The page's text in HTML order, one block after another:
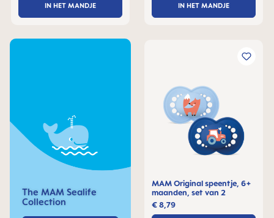
The MAM Sealife
Collection
IN HET MANDJE IN HET MANDJE
MAM Original speentje, 6+
maanden, set van 2
€ 8,79